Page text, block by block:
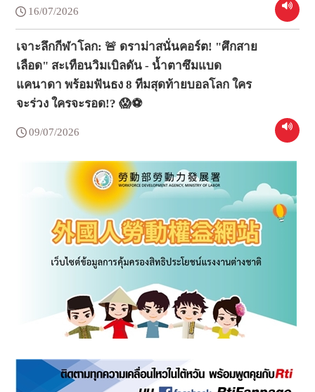
16/07/2026
เจาะลึกกีฬาโลก: 🚨 ดราม่าสนั่นคอร์ต! "ศึกสาย
เลือด" สะเทือนวิมเบิลดัน - น้ำตาซึมแบด
แคนาดา พร้อมฟันธง 8 ทีมสุดท้ายบอลโลก ใคร
จะร่วง ใครจะรอด!? 😱⚽
09/07/2026